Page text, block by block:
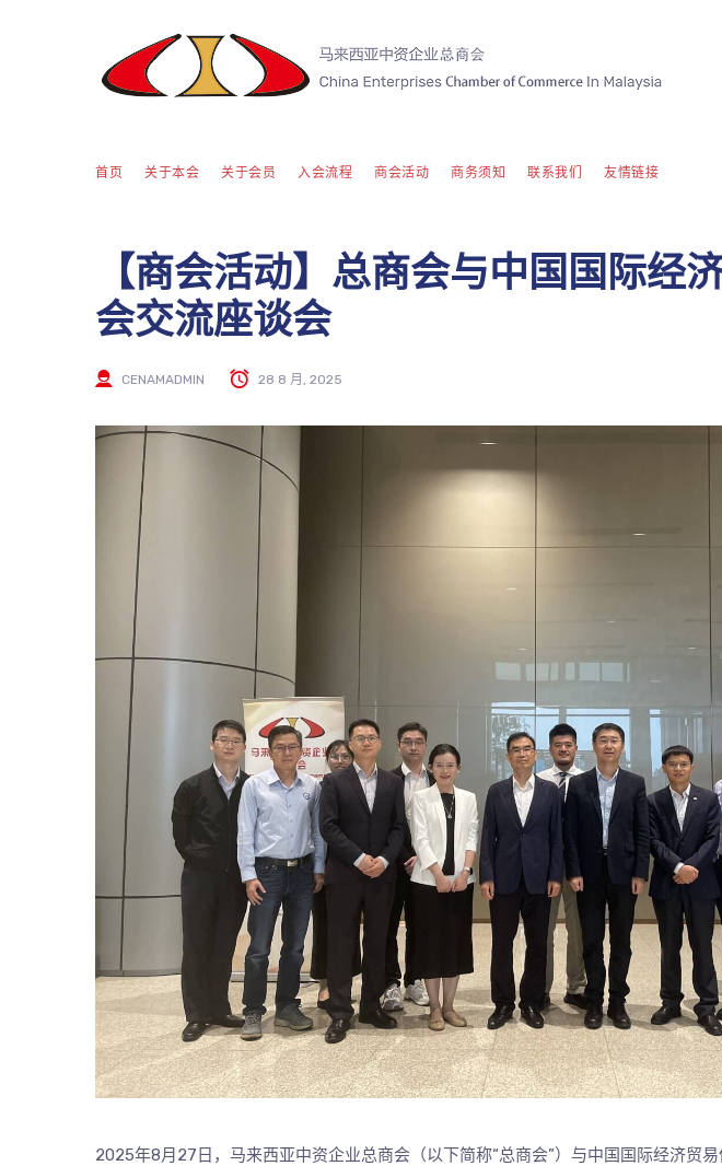
首页 关于本会 关于会员 入会流程 商会活动 商务须知 联系我们 友情链接
【商会活动】总商会与中国国际经
会交流座谈会
CENAMADMIN 28 8 月, 2025
2025年8月27日，马来西亚中资企业总商会（以下简称“总商会”）与中国国际经济贸